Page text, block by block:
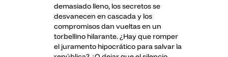
demasiado lleno, los secretos se
desvanecen en cascada y los
compromisos dan vueltas en un
torbellino hilarante. ¿Hay que romper
el juramento hipocrático para salvar la